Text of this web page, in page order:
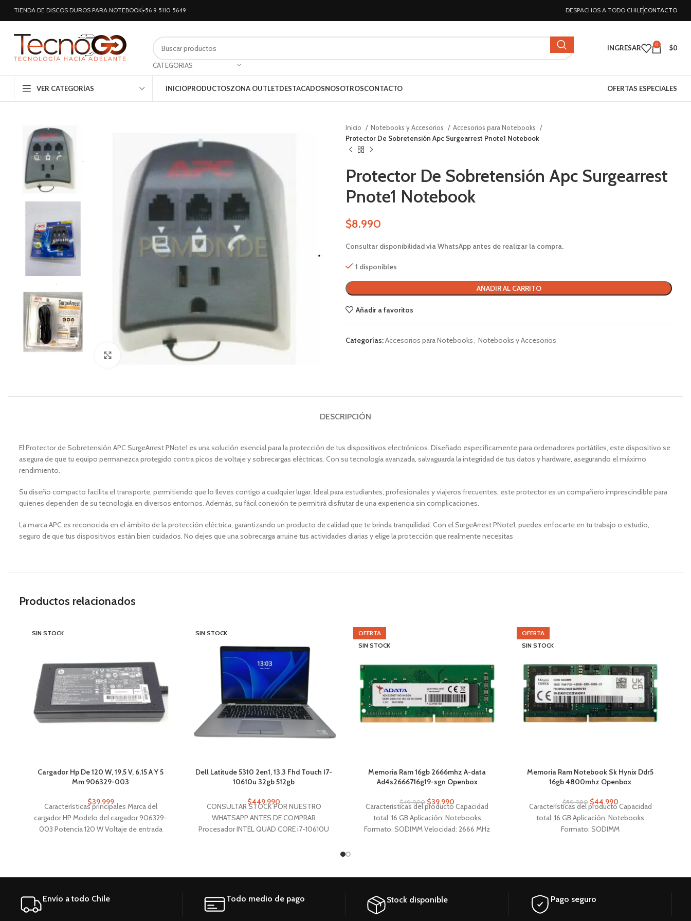
TIENDA DE DISCOS DUROS PARA NOTEBOOK+56 9 5110 5649 DESPACHOS A TODO CHILE CONTACTO
CATEGORIAS
INGRESAR 0 $0
VER CATEGORÍAS INICIOPRODUCTOSZONA OUTLETDESTACADOSNOSOTROSCONTACTO OFERTAS ESPECIALES
Inicio Notebooks y Accesorios
Accesorios para Notebooks
Protector De Sobretensión Apc Surgearrest Pnote1 Notebook
Protector De Sobretensión Apc Surgearrest
Pnote1 Notebook
$8.990
Consultar disponibilidad vía WhatsApp antes de realizar la compra.
1 disponibles
AÑADIR AL CARRITO
Añadir a favoritos
Categorías:Accesorios para Notebooks, Notebooks y Accesorios
DESCRIPCIÓN
El Protector de Sobretensión APC SurgeArrest PNote1 es una solución esencial para la protección de tus dispositivos electrónicos. Diseñado específicamente para ordenadores portátiles, este dispositivo se
asegura de que tu equipo permanezca protegido contra picos de voltaje y sobrecargas eléctricas. Con su tecnología avanzada, salvaguarda la integridad de tus datos y hardware, asegurando el máximo
rendimiento.
Su diseño compacto facilita el transporte, permitiendo que lo lleves contigo a cualquier lugar. Ideal para estudiantes, profesionales y viajeros frecuentes, este protector es un compañero imprescindible para
quienes dependen de su tecnología en diversos entornos. Además, su fácil conexión te permitirá disfrutar de una experiencia sin complicaciones.
La marca APC es reconocida en el ámbito de la protección eléctrica, garantizando un producto de calidad que te brinda tranquilidad. Con el SurgeArrest PNote1, puedes enfocarte en tu trabajo o estudio,
seguro de que tus dispositivos están bien cuidados. No dejes que una sobrecarga arruine tus actividades diarias y elige la protección que realmente necesitas
Productos relacionados
SIN STOCK
Cargador Hp De 120 W, 19,5 V, 6,15 A Y 5
Mm 906329-003
$39.999
Características principales Marca del
cargador HP Modelo del cargador 906329-
003 Potencia 120 W Voltaje de entrada
SIN STOCK
Dell Latitude 5310 2en1, 13.3 Fhd Touch I7-
10610u 32gb 512gb
$449.990
CONSULTAR STOCK POR NUESTRO
WHATSAPP ANTES DE COMPRAR
Procesador INTEL QUAD CORE i7-10610U
OFERTA
SIN STOCK
Memoria Ram 16gb 2666mhz A-data
Ad4s2666716g19-sgn Openbox
$49.990 $39.990
Características del producto Capacidad
total: 16 GB Aplicación: Notebooks
Formato: SODIMM Velocidad: 2666 MHz
OFERTA
SIN STOCK
Memoria Ram Notebook Sk Hynix Ddr5
16gb 4800mhz Openbox
$59.990 $44.990
Características del producto Capacidad
total: 16 GB Aplicación: Notebooks
Formato: SODIMM
Envío a todo Chile Todo medio de pago Stock disponible Pago seguro